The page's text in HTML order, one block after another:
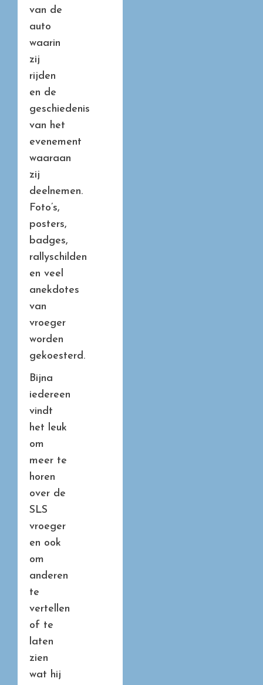
van de
auto
waarin
zij
rijden
en de
geschiedenis
van het
evenement
waaraan
zij
deelnemen.
Foto’s,
posters,
badges,
rallyschilden
en veel
anekdotes
van
vroeger
worden
gekoesterd.
Bijna
iedereen
vindt
het leuk
om
meer te
horen
over de
SLS
vroeger
en ook
om
anderen
te
vertellen
of te
laten
zien
wat hij